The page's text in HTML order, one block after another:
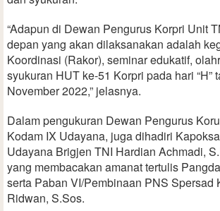
“Adapun di Dewan Pengurus Korpri Unit
depan yang akan dilaksanakan adalah
Koordinasi (Rakor), seminar edukatif,
syukuran HUT ke-51 Korpri pada hari “H”
November 2022,” jelasnya.
Dalam pengukuran Dewan Pengurus
Kodam IX Udayana, juga dihadiri
Udayana Brigjen TNI Hardian Achmadi,
yang membacakan amanat tertulis
serta Paban VI/Pembinaan PNS Spersad
Ridwan, S.Sos.